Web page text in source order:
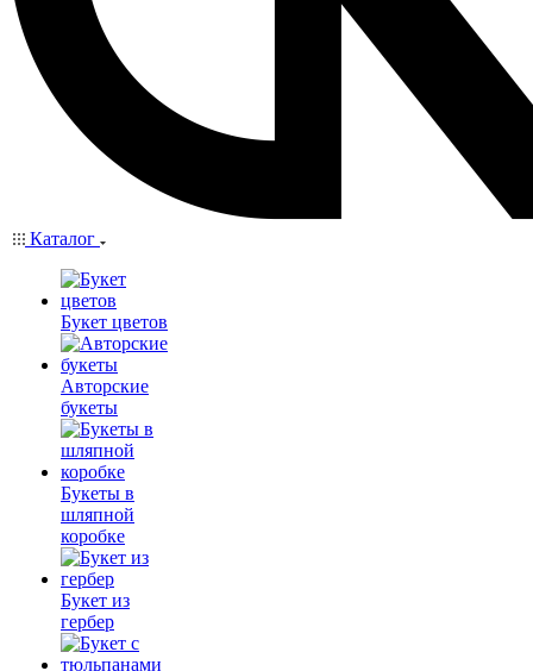
Каталог
Букет цветов
Авторские
букеты
Букеты в
шляпной
коробке
Букет из
гербер